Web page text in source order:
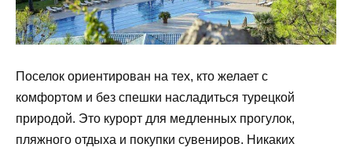
Поселок ориентирован на тех, кто желает с
комфортом и без спешки насладиться турецкой
природой. Это курорт для медленных прогулок,
пляжного отдыха и покупки сувениров. Никаких